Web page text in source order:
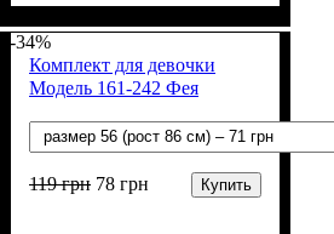
-34%
Комплект для девочки
Модель 161-242 Фея
119грн 78 грн Купить